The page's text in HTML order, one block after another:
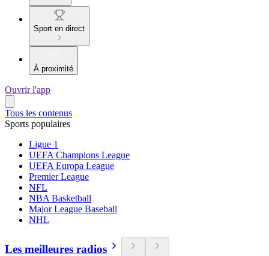
Sport en direct
À proximité
Ouvrir l'app
Tous les contenus
Sports populaires
Ligue 1
UEFA Champions League
UEFA Europa League
Premier League
NFL
NBA Basketball
Major League Baseball
NHL
Les meilleures radios